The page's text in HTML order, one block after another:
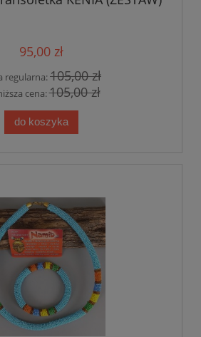
95,00 zł
regularna:105,00 zł
cena:105,00 zł
do koszyka